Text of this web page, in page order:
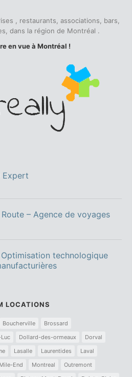
, restaurants, associations, bars,
dans la région de Montréal .
en vue à Montréal !
Expert
– Agence de voyages
Optimisation technologique
LOCATIONS
Boucherville
Brossard
Dollard-des-ormeaux
Dorval
Lasalle Laurentides
Laval
Mile-End Montreal
Outremont